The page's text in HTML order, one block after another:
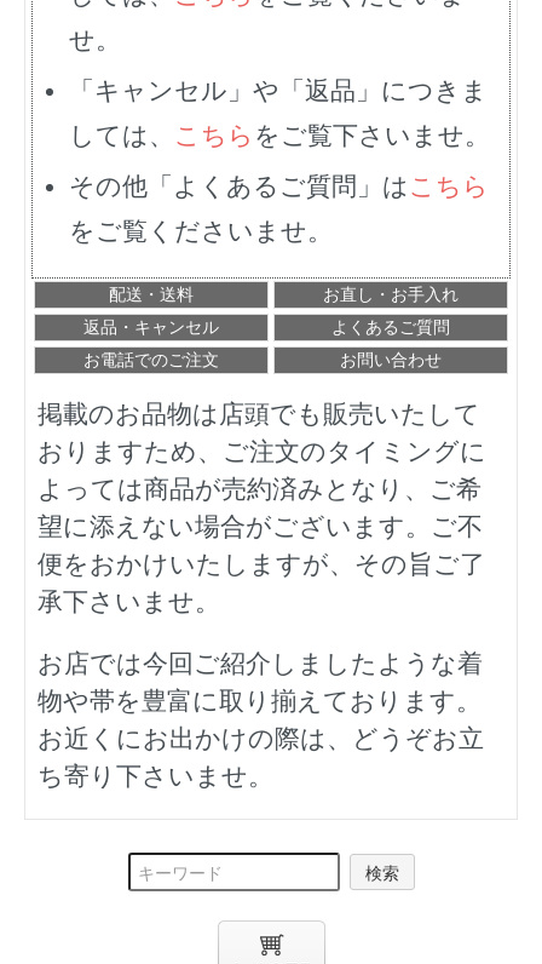
せ。
「キャンセル」や「返品」につきま
しては、 こちら をご覧下さいませ。
その他「よくあるご質問」は こちら
をご覧くださいませ。
配送・送料
お直し・お手入れ
返品・キャンセル
よくあるご質問
お電話でのご注文
お問い合わせ
掲載のお品物は店頭でも販売いたして
おりますため、ご注文のタイミングに
よっては商品が売約済みとなり、ご希
望に添えない場合がございます。ご不
便をおかけいたしますが、その旨ご了
承下さいませ。
お店では今回ご紹介しましたような着
物や帯を豊富に取り揃えております。
お近くにお出かけの際は、どうぞお立
ち寄り下さいませ。
検索